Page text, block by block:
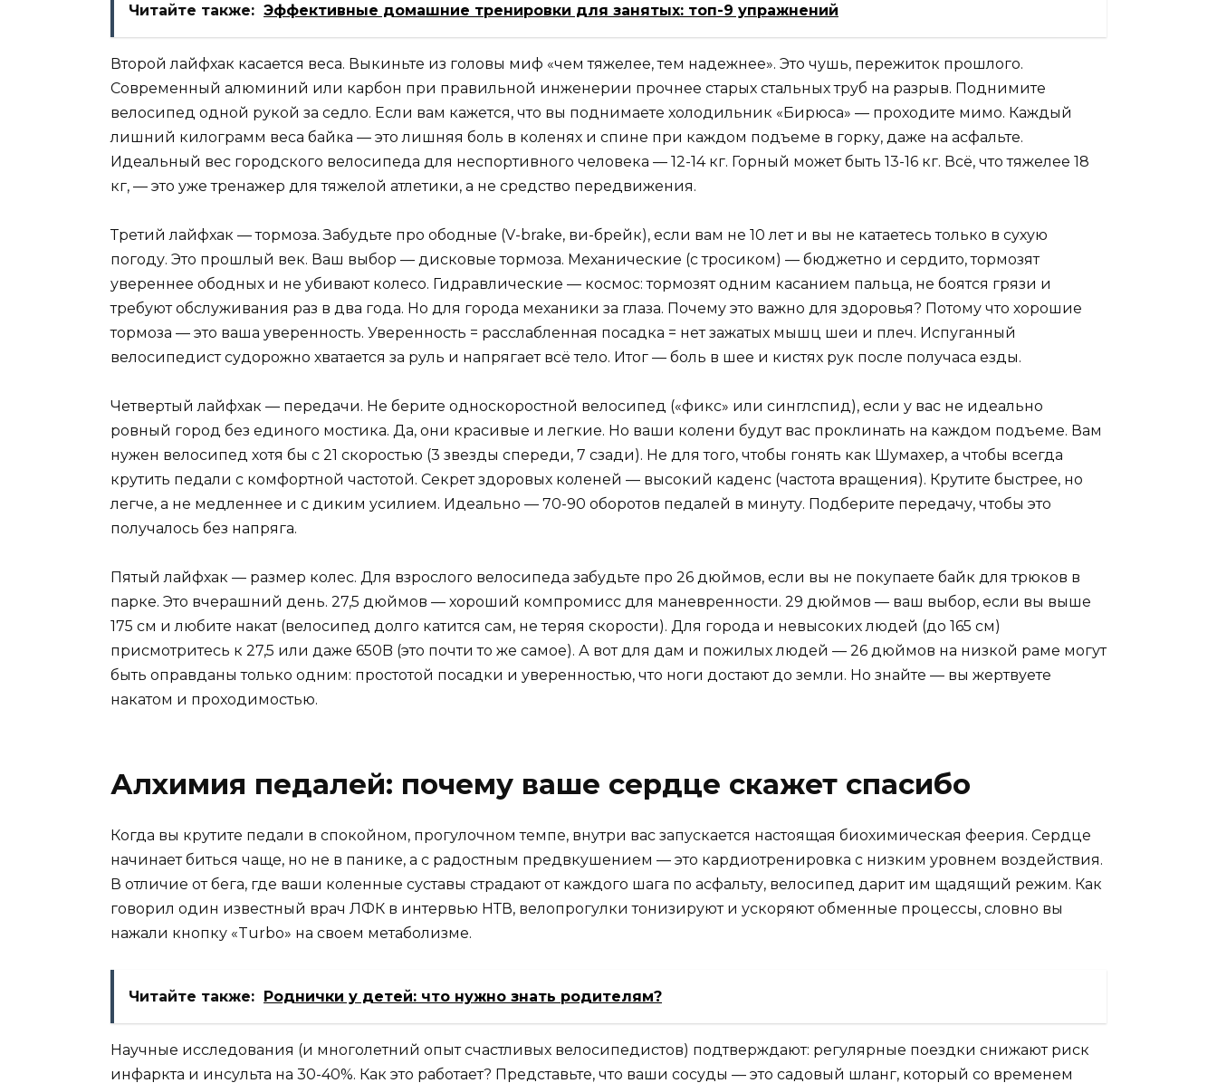
Читайте также: Эффективные домашние тренировки для занятых: топ-9 упражнений
Второй лайфхак касается веса. Выкиньте из головы миф «чем тяжелее, тем надежнее». Это чушь, пережиток прошлого.
Современный алюминий или карбон при правильной инженерии прочнее старых стальных труб на разрыв. Поднимите
велосипед одной рукой за седло. Если вам кажется, что вы поднимаете холодильник «Бирюса» — проходите мимо. Каждый
лишний килограмм веса байка — это лишняя боль в коленях и спине при каждом подъеме в горку, даже на асфальте.
Идеальный вес городского велосипеда для неспортивного человека — 12-14 кг. Горный может быть 13-16 кг. Всё, что тяжелее 18
кг, — это уже тренажер для тяжелой атлетики, а не средство передвижения.
Третий лайфхак — тормоза. Забудьте про ободные (V-brake, ви-брейк), если вам не 10 лет и вы не катаетесь только в сухую
погоду. Это прошлый век. Ваш выбор — дисковые тормоза. Механические (с тросиком) — бюджетно и сердито, тормозят
увереннее ободных и не убивают колесо. Гидравлические — космос: тормозят одним касанием пальца, не боятся грязи и
требуют обслуживания раз в два года. Но для города механики за глаза. Почему это важно для здоровья? Потому что хорошие
тормоза — это ваша уверенность. Уверенность = расслабленная посадка = нет зажатых мышц шеи и плеч. Испуганный
велосипедист судорожно хватается за руль и напрягает всё тело. Итог — боль в шее и кистях рук после получаса езды.
Четвертый лайфхак — передачи. Не берите односкоростной велосипед («фикс» или синглспид), если у вас не идеально
ровный город без единого мостика. Да, они красивые и легкие. Но ваши колени будут вас проклинать на каждом подъеме. Вам
нужен велосипед хотя бы с 21 скоростью (3 звезды спереди, 7 сзади). Не для того, чтобы гонять как Шумахер, а чтобы всегда
крутить педали с комфортной частотой. Секрет здоровых коленей — высокий каденс (частота вращения). Крутите быстрее, но
легче, а не медленнее и с диким усилием. Идеально — 70-90 оборотов педалей в минуту. Подберите передачу, чтобы это
получалось без напряга.
Пятый лайфхак — размер колес. Для взрослого велосипеда забудьте про 26 дюймов, если вы не покупаете байк для трюков в
парке. Это вчерашний день. 27,5 дюймов — хороший компромисс для маневренности. 29 дюймов — ваш выбор, если вы выше
175 см и любите накат (велосипед долго катится сам, не теряя скорости). Для города и невысоких людей (до 165 см)
присмотритесь к 27,5 или даже 650B (это почти то же самое). А вот для дам и пожилых людей — 26 дюймов на низкой раме могут
быть оправданы только одним: простотой посадки и уверенностью, что ноги достают до земли. Но знайте — вы жертвуете
накатом и проходимостью.
Алхимия педалей: почему ваше сердце скажет спасибо
Когда вы крутите педали в спокойном, прогулочном темпе, внутри вас запускается настоящая биохимическая феерия. Сердце
начинает биться чаще, но не в панике, а с радостным предвкушением — это кардиотренировка с низким уровнем воздействия.
В отличие от бега, где ваши коленные суставы страдают от каждого шага по асфальту, велосипед дарит им щадящий режим. Как
говорил один известный врач ЛФК в интервью НТВ, велопрогулки тонизируют и ускоряют обменные процессы, словно вы
нажали кнопку «Turbo» на своем метаболизме.
Читайте также: Роднички у детей: что нужно знать родителям?
Научные исследования (и многолетний опыт счастливых велосипедистов) подтверждают: регулярные поездки снижают риск
инфаркта и инсульта на 30-40%. Как это работает? Представьте, что ваши сосуды — это садовый шланг, который со временем